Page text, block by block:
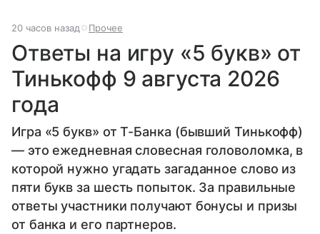
20 часов назад Прочее
Ответы на игру «5 букв» от
Тинькофф 9 августа 2026
года
Игра «5 букв» от Т-Банка (бывший Тинькофф)
— это ежедневная словесная головоломка, в
которой нужно угадать загаданное слово из
пяти букв за шесть попыток. За правильные
ответы участники получают бонусы и призы
от банка и его партнеров.